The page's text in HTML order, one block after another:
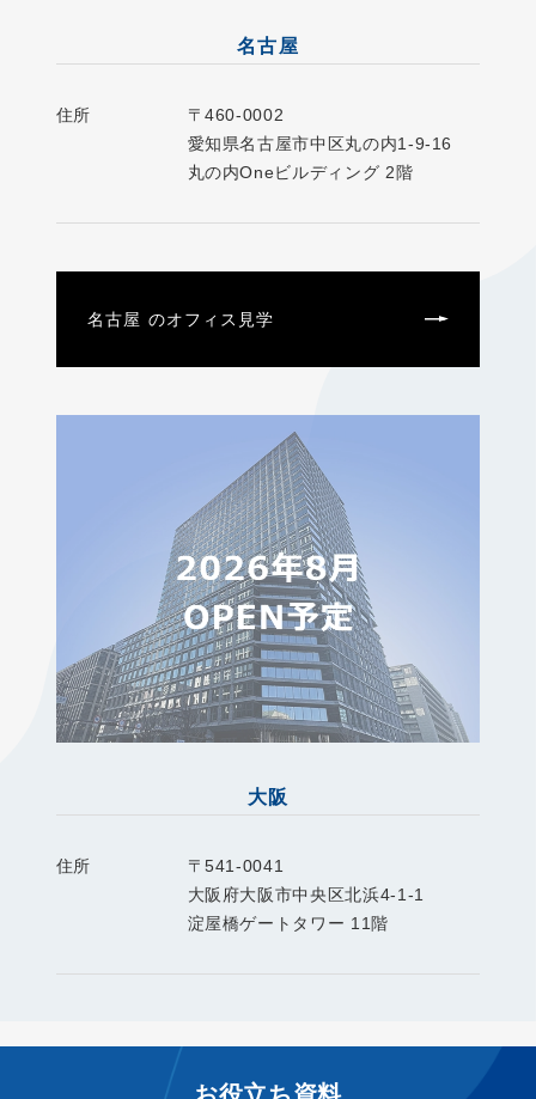
名古屋
住所
〒460-0002
愛知県名古屋市中区丸の内1-9-16
丸の内Oneビルディング 2階
名古屋 のオフィス見学
大阪
住所
〒541-0041
大阪府大阪市中央区北浜4-1-1
淀屋橋ゲートタワー 11階